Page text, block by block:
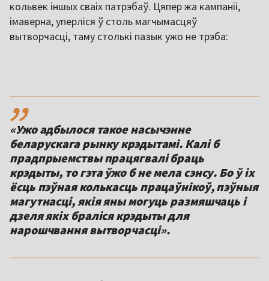
кольвек іншых сваіх патрэбаў. Цяпер жа кампаніі,
імаверна, уперліся ў столь магчымасцяў
вытворчасці, таму столькі пазык ужо не трэба:
,,
«Ужо адбылося такое насычэнне
беларускага рынку крэдытамі. Калі б
прадпрыемствы працягвалі браць
крэдыты, то гэта ўжо б не мела сэнсу. Бо ў іх
ёсць пэўная колькасць працаўнікоў, пэўныя
магутнасці, якія яны могуць размяшчаць і
дзеля якіх браліся крэдыты для
нарошчвання вытворчасці».